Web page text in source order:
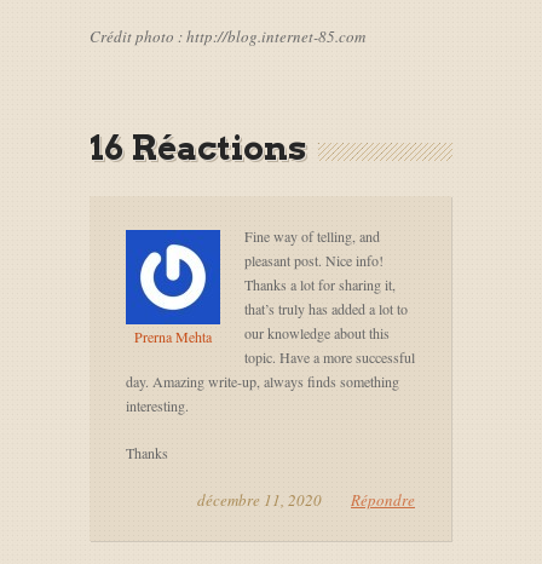
Crédit photo : http://blog.internet-85.com
16 Réactions
Prerna Mehta
Fine way of telling, and
pleasant post. Nice info!
Thanks a lot for sharing it,
that’s truly has added a lot to
our knowledge about this
topic. Have a more successful
day. Amazing write-up, always finds something
interesting.
Thanks
décembre 11, 2020 Répondre